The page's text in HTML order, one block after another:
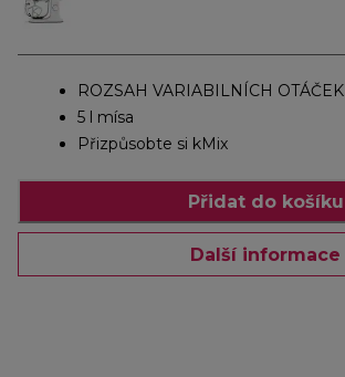
ROZSAH VARIABILNÍCH OTÁČEK
5 l mísa
Přizpůsobte si kMix
Přidat do košíku
Další informace